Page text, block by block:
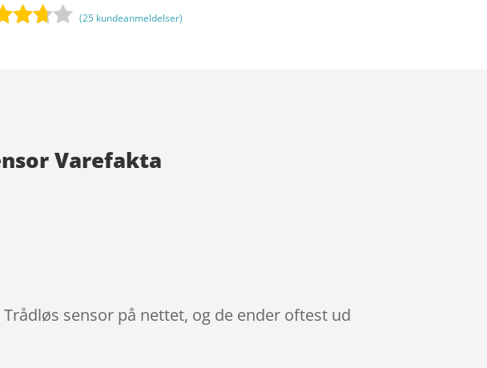
(25 kundeanmeldelser)
Varefakta
sensor på nettet, og de ender oftest ud